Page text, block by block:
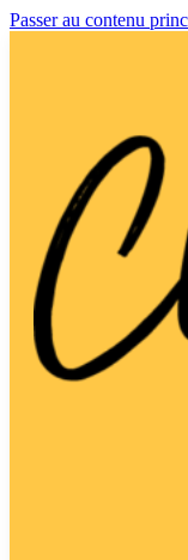
Passer au contenu